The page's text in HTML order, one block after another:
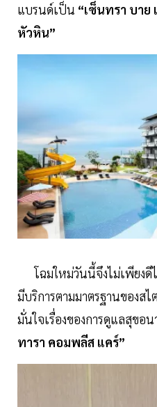
แบรนด์เป็น “เซ็นทรา บาย
หัวหิน”
โฉมใหม่วันนี้จึงไม่เพียงดี
มีบริการตามมาตรฐานของสไ
มั่นใจเรื่องของการดูแลสุขอ
ทารา คอมพลีส แคร์”